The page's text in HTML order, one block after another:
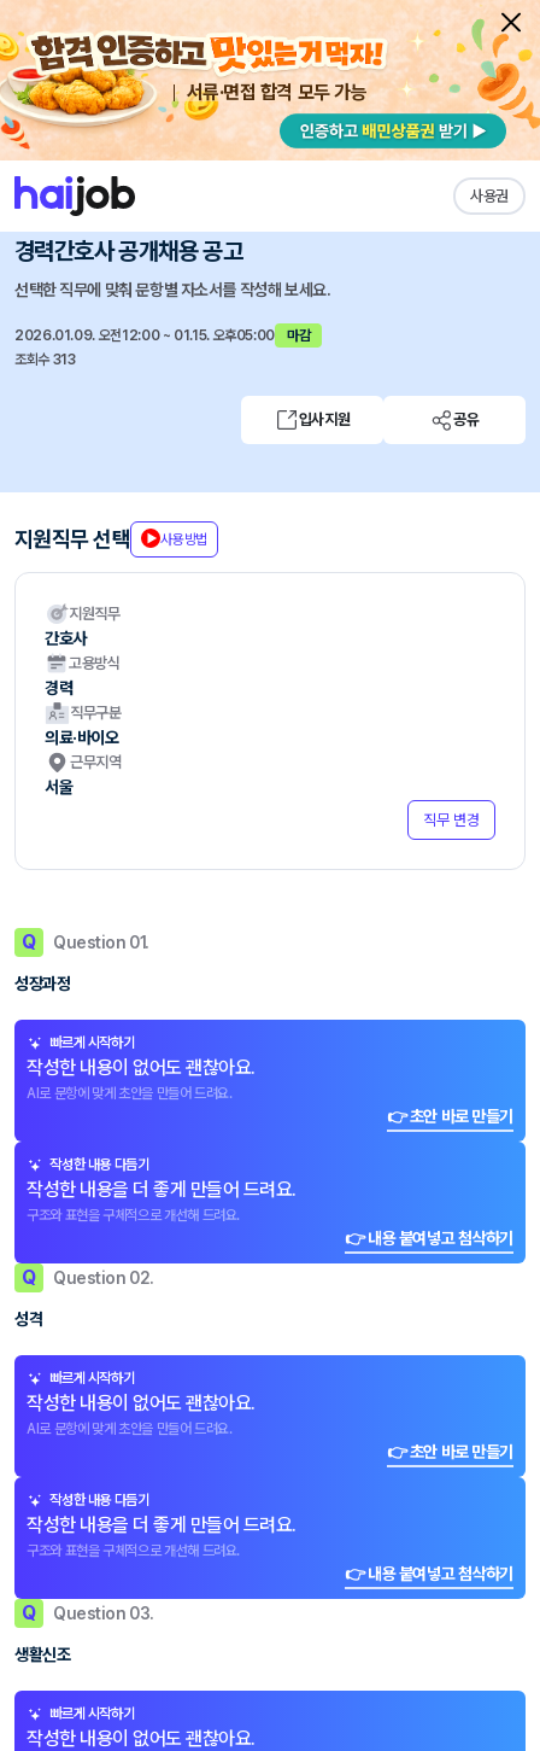
서류·면접 합격 모두 가능
사용권
채용공고 자소서 자유항목 자소서 내 작성목록
이화여자대학교 의료원
[이화의료원] 2026년 서울병원 간호부 정규직
경력간호사 공개채용 공고
선택한 직무에 맞춰 문항별 자소서를 작성해 보세요.
2026.01.09. 오전12:00 ~ 01.15. 오후05:00
마감
조회수 313
입사지원 공유
지원직무 선택 사용방법
지원직무
간호사
고용방식
경력
직무구분
의료·바이오
근무지역
서울
직무 변경
Q Question 01.
성장과정
빠르게 시작하기
작성한 내용이 없어도 괜찮아요.
AI로 문항에 맞게 초안을 만들어 드려요.
👉 초안 바로 만들기
작성한 내용 다듬기
작성한 내용을 더 좋게 만들어 드려요.
구조와 표현을 구체적으로 개선해 드려요.
👉 내용 붙여넣고 첨삭하기
Q Question 02.
성격
빠르게 시작하기
작성한 내용이 없어도 괜찮아요.
AI로 문항에 맞게 초안을 만들어 드려요.
👉 초안 바로 만들기
작성한 내용 다듬기
작성한 내용을 더 좋게 만들어 드려요.
구조와 표현을 구체적으로 개선해 드려요.
👉 내용 붙여넣고 첨삭하기
Q Question 03.
생활신조
빠르게 시작하기
작성한 내용이 없어도 괜찮아요.